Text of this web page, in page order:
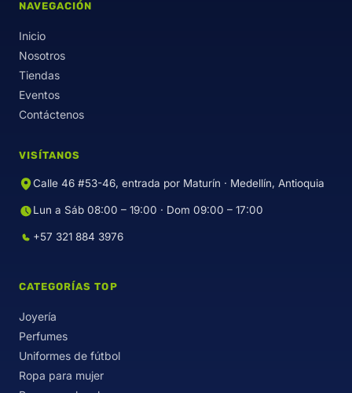
NAVEGACIÓN
Inicio
Nosotros
Tiendas
Eventos
Contáctenos
VISÍTANOS
Calle 46 #53-46, entrada por Maturín · Medellín, Antioquia
Lun a Sáb 08:00 – 19:00 · Dom 09:00 – 17:00
+57 321 884 3976
CATEGORÍAS TOP
Joyería
Perfumes
Uniformes de fútbol
Ropa para mujer